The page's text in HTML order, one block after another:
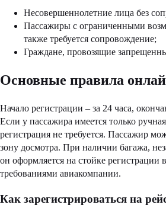
Несовершеннолетние лица без
Пассажиры с ограниченными
также требуется сопровождение;
Граждане, провозящие
Основные правила
Начало регистрации – за 24 часа,
Если у пассажира имеется только
регистрация не требуется. Пассажир
зону досмотра. При наличии багажа,
он оформляется на стойке регистрации
требованиями авиакомпании.
Как зарегистрироваться на